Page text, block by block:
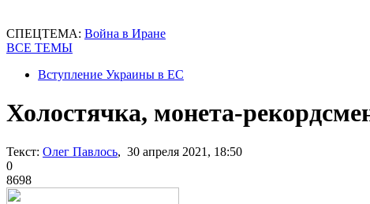
СПЕЦТЕМА: Война в Иране
ВСЕ ТЕМЫ
Вступление Украины в ЕС
Холостячка, монета-
Текст: Олег Павлось, 30 апреля 2021, 18:50
0
8698